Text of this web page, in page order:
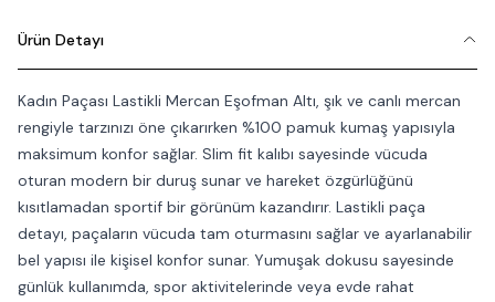
Ürün Detayı
Kadın Paçası Lastikli Mercan Eşofman Altı, şık ve canlı mercan
rengiyle tarzınızı öne çıkarırken %100 pamuk kumaş yapısıyla
maksimum konfor sağlar. Slim fit kalıbı sayesinde vücuda
oturan modern bir duruş sunar ve hareket özgürlüğünü
kısıtlamadan sportif bir görünüm kazandırır. Lastikli paça
detayı, paçaların vücuda tam oturmasını sağlar ve ayarlanabilir
bel yapısı ile kişisel konfor sunar. Yumuşak dokusu sayesinde
günlük kullanımda, spor aktivitelerinde veya evde rahat